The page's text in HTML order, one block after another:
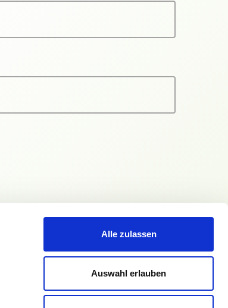
Alle zulassen
Auswahl erlauben